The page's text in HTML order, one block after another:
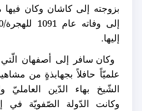
بزوجته إلى كاشان وكان
إليها.
وكان سافر إلى أصفهان
علميّاً حافلاً بجهابذةٍ من
الشّيخ بهاء الدّين العامليّ
وكانت الدّولة الصّفويّة في